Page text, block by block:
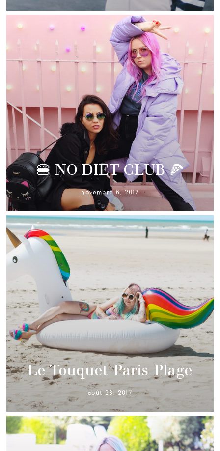
🍔 NO DIET CLUB 🍕
novembre 6, 2017
Le Touquet-Paris-Plage
août 23, 2017